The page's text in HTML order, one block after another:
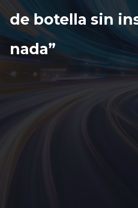
de botella sin
nada”